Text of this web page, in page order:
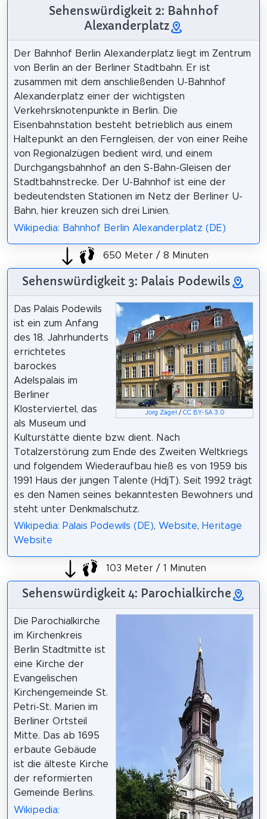
Sehenswürdigkeit 2: Bahnhof
Alexanderplatz
Der Bahnhof Berlin Alexanderplatz liegt im Zentrum
von Berlin an der Berliner Stadtbahn. Er ist
zusammen mit dem anschließenden U-Bahnhof
Alexanderplatz einer der wichtigsten
Verkehrsknotenpunkte in Berlin. Die
Eisenbahnstation besteht betrieblich aus einem
Haltepunkt an den Ferngleisen, der von einer Reihe
von Regionalzügen bedient wird, und einem
Durchgangsbahnhof an den S-Bahn-Gleisen der
Stadtbahnstrecke. Der U-Bahnhof ist eine der
bedeutendsten Stationen im Netz der Berliner U-
Bahn, hier kreuzen sich drei Linien.
Wikipedia: Bahnhof Berlin Alexanderplatz (DE)
650 Meter / 8 Minuten
Sehenswürdigkeit 3: Palais Podewils
Jörg Zägel / CC BY-SA 3.0
Das Palais Podewils
ist ein zum Anfang
des 18. Jahrhunderts
errichtetes
barockes
Adelspalais im
Berliner
Klosterviertel, das
als Museum und
Kulturstätte diente bzw. dient. Nach
Totalzerstörung zum Ende des Zweiten Weltkriegs
und folgendem Wiederaufbau hieß es von 1959 bis
1991 Haus der jungen Talente (HdjT). Seit 1992 trägt
es den Namen seines bekanntesten Bewohners und
steht unter Denkmalschutz.
Wikipedia: Palais Podewils (DE), Website, Heritage
Website
103 Meter / 1 Minuten
Sehenswürdigkeit 4: Parochialkirche
Die Parochialkirche
im Kirchenkreis
Berlin Stadtmitte ist
eine Kirche der
Evangelischen
Kirchengemeinde St.
Petri-St. Marien im
Berliner Ortsteil
Mitte. Das ab 1695
erbaute Gebäude
ist die älteste Kirche
der reformierten
Gemeinde Berlins.
Wikipedia: